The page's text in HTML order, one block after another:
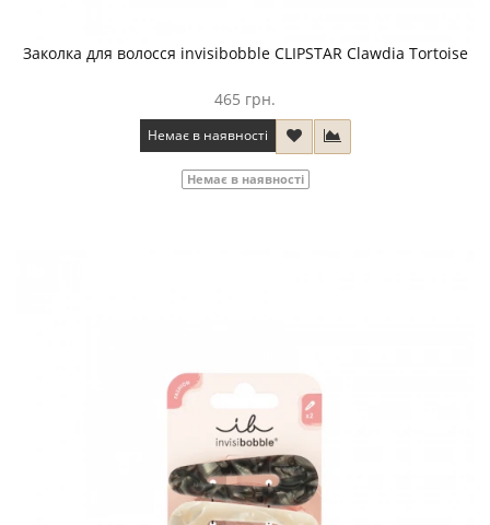
Заколка для волосся invisibobble CLIPSTAR Clawdia Tortoise
465 грн.
Немає в наявності
Немає в наявності